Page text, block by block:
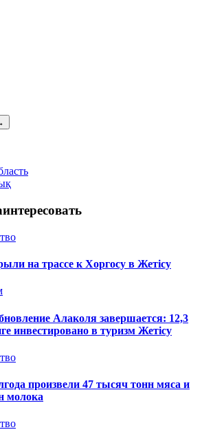
на трассе к Хоргосу в Жетісу
Алаколя завершается: 12,3
инвестировано в туризм Жетісу
произвели 47 тысяч тонн мяса и
молока